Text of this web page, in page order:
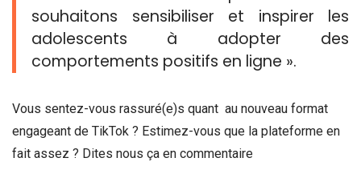
souhaitons sensibiliser et inspirer les
adolescents à adopter des
comportements positifs en ligne ».
Vous sentez-vous rassuré(e)s quant au nouveau format
engageant de TikTok ? Estimez-vous que la plateforme en
fait assez ? Dites nous ça en commentaire